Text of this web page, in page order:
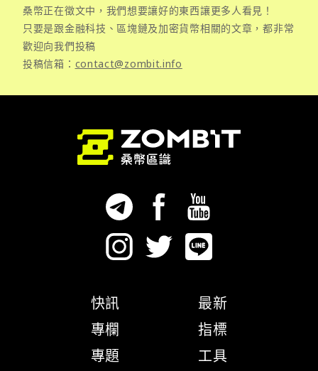
桑幣正在徵文中，我們想要讓好的東西讓更多人看見！
只要是跟金融科技、區塊鏈及加密貨幣相關的文章，都非常
歡迎向我們投稿
投稿信箱： contact@zombit.info
快訊
專欄
專題
最新
指標
工具